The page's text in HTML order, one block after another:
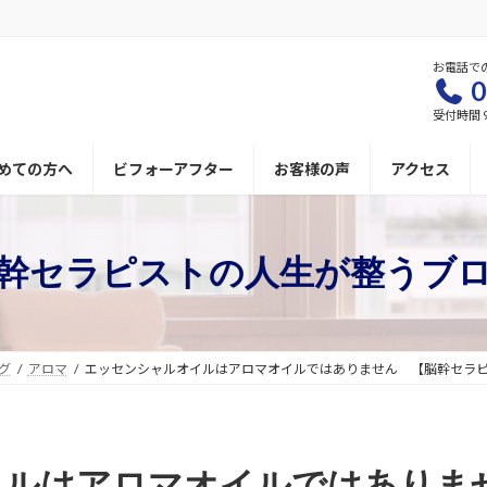
お電話で
受付時間
ての方へ ビフォーアフター お客様の声 アクセス
セラピストの人生が整うブ
アロマ エッセンシャルオイルはアロマオイルではありません 【脳幹セラ